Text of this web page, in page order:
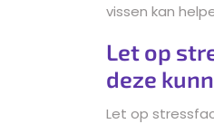
vissen kan
Let op
deze
Let op